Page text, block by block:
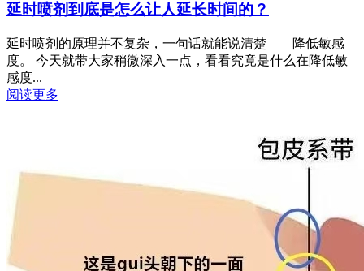
延时喷剂到底是怎么让人延长时间的？
延时喷剂的原理并不复杂，一句话就能说清楚——降低敏感
度。 今天就带大家稍微深入一点，看看究竟是什么在降低敏
感度...
阅读更多